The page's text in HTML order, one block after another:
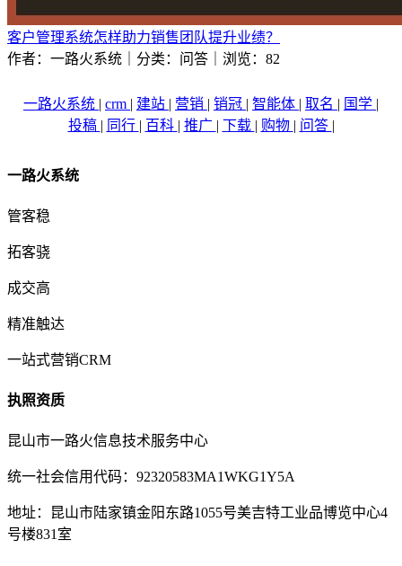
客户管理系统怎样助力销售团队提升业绩？
作者：一路火系统｜分类：问答｜浏览：82
一路火系统 | crm | 建站 | 营销 | 销冠 | 智能体 | 取名 | 国学 |
投稿 | 同行 | 百科 | 推广 | 下载 | 购物 | 问答 |
一路火系统
管客稳
拓客骁
成交高
精准触达
一站式营销CRM
执照资质
昆山市一路火信息技术服务中心
统一社会信用代码：92320583MA1WKG1Y5A
地址：昆山市陆家镇金阳东路1055号美吉特工业品博览中心4
号楼831室